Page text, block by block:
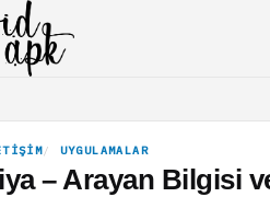
UYGULAMALAR
– Arayan Bilgisi